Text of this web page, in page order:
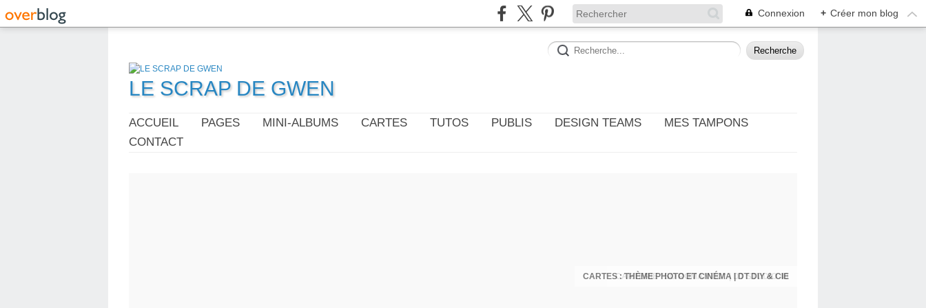
Connexion + Créer mon blog
LE SCRAP DE GWEN
ACCUEIL PAGES MINI-ALBUMS CARTES TUTOS PUBLIS DESIGN TEAMS
MES TAMPONS
CONTACT
CARTES : THÈME PHOTO ET CINÉMA | DT DIY & CIE